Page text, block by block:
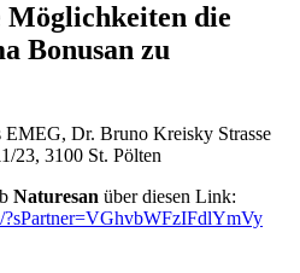
Möglichkeiten die
Bonusan zu
Dr. Bruno Kreisky Strasse
23, 3100 St. Pölten
Naturesan über diesen Link:
?sPartner=VGhvbWFzIFdlYmVy